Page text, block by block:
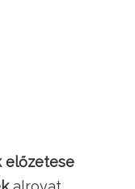
előzetese